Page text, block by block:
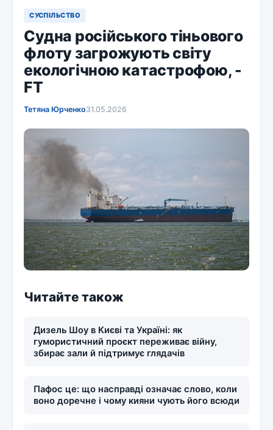
СУСПІЛЬСТВО
Судна російського тіньового
флоту загрожують світу
екологічною катастрофою, -
FT
Тетяна Юрченко31.05.2026
Читайте також
Дизель Шоу в Києві та Україні: як
гумористичний проєкт переживає війну,
збирає зали й підтримує глядачів
Пафос це: що насправді означає слово, коли
воно доречне і чому кияни чують його всюди